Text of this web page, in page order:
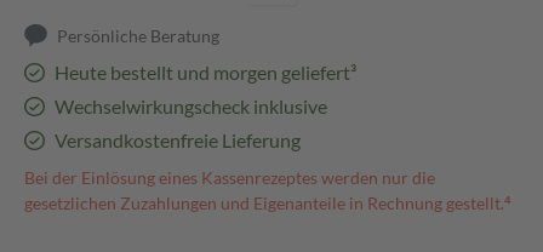
Persönliche Beratung
Heute bestellt und morgen geliefert³
Wechselwirkungscheck inklusive
Versandkostenfreie Lieferung
Bei der Einlösung eines Kassenrezeptes werden nur die
gesetzlichen Zuzahlungen und Eigenanteile in Rechnung gestellt.⁴